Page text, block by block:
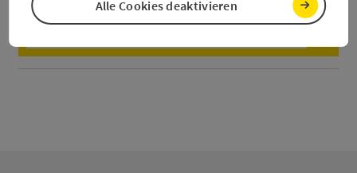
Alle Cookies deaktivieren